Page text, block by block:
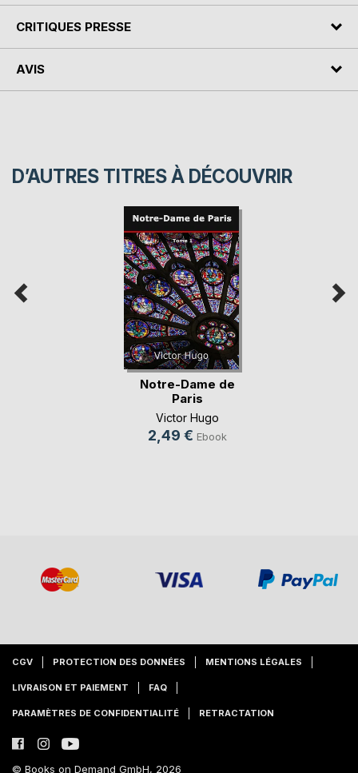
CRITIQUES PRESSE
AVIS
D’AUTRES TITRES À DÉCOUVRIR
Notre-Dame de
Paris
Victor Hugo
2,49 € Ebook
CGV PROTECTION DES DONNÉES MENTIONS LÉGALES
LIVRAISON ET PAIEMENT FAQ
PARAMÈTRES DE CONFIDENTIALITÉ RETRACTATION
© Books on Demand GmbH, 2026